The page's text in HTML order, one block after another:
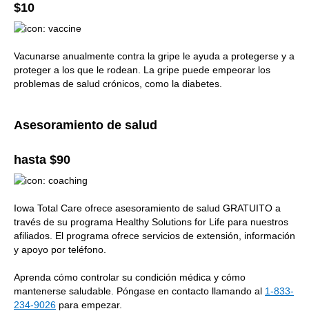
$10
Vacunarse anualmente contra la gripe le ayuda a protegerse y a
proteger a los que le rodean. La gripe puede empeorar los
problemas de salud crónicos, como la diabetes.
Asesoramiento de salud
hasta $90
Iowa Total Care ofrece asesoramiento de salud GRATUITO a
través de su programa Healthy Solutions for Life para nuestros
afiliados. El programa ofrece servicios de extensión, información
y apoyo por teléfono.
Aprenda cómo controlar su condición médica y cómo
mantenerse saludable. Póngase en contacto llamando al 1-833-
234-9026 para empezar.